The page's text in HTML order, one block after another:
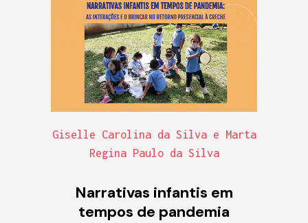
Giselle Carolina da Silva e Marta
Regina Paulo da Silva
Narrativas infantis em
tempos de pandemia